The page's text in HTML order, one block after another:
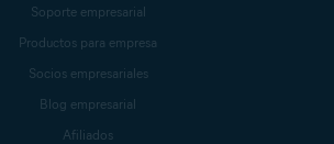
Soporte empresarial
Productos para empresa
Socios empresariales
Blog empresarial
Afiliados